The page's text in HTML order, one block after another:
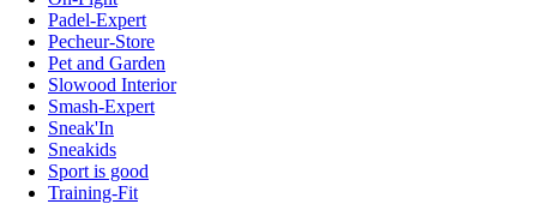
Padel-Expert
Pecheur-Store
Pet and Garden
Slowood Interior
Smash-Expert
Sneak'In
Sneakids
Sport is good
Training-Fit